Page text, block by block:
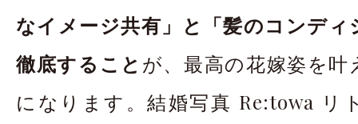
なイメージ共有」と「髪のコンディ
徹底すること が、最高の花嫁姿を
になります。結婚写真 Re:towa リ